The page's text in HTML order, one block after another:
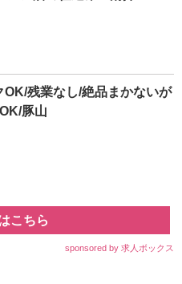
残業なし/絶品まかないが
豚山
こちら
sponsored by 求人ボックス